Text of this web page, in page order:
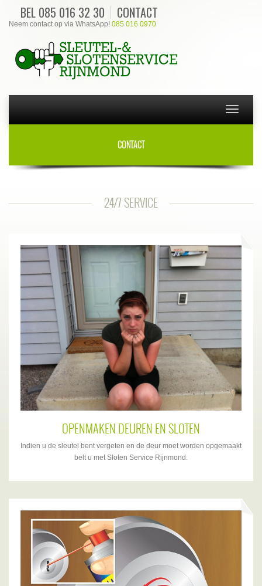
BEL 085 016 32 30 CONTACT
Neem contact op via WhatsApp! 085 016 0970
Navigatie
CONTACT
24/7 SERVICE
OPENMAKEN DEUREN EN SLOTEN
Indien u de sleutel bent vergeten en de deur moet worden opgemaakt
belt u met Sloten Service Rijnmond.